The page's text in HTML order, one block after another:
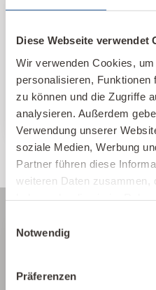
Diese Webseite verwendet
Wir verwenden Cookies,
personalisieren, Funktionen
zu können und die Zugriffe
analysieren. Außerdem
Verwendung unserer
soziale Medien, Werbung
Partner führen diese
weiteren Daten zusammen,
Notwendig
Präferenzen
Kontakte im In- und
und Themen sortiert.
IBN